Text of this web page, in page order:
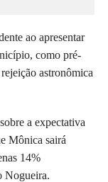
ao apresentar
como pré-
astronômica
a expectativa
Mônica sairá
14%
Nogueira.